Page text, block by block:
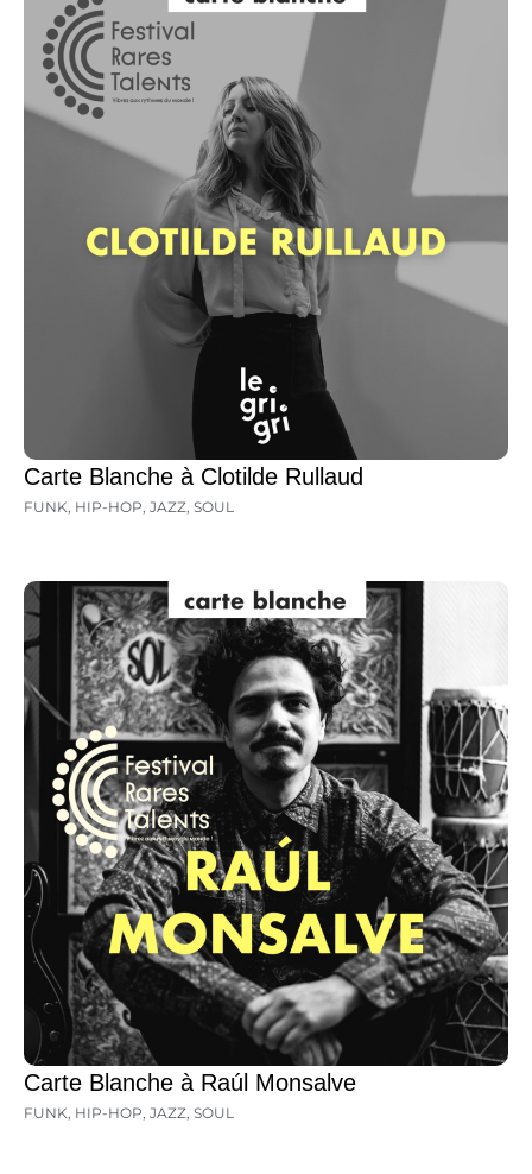
Carte Blanche à Clotilde Rullaud
FUNK, HIP-HOP, JAZZ, SOUL
Carte Blanche à Raúl Monsalve
FUNK, HIP-HOP, JAZZ, SOUL